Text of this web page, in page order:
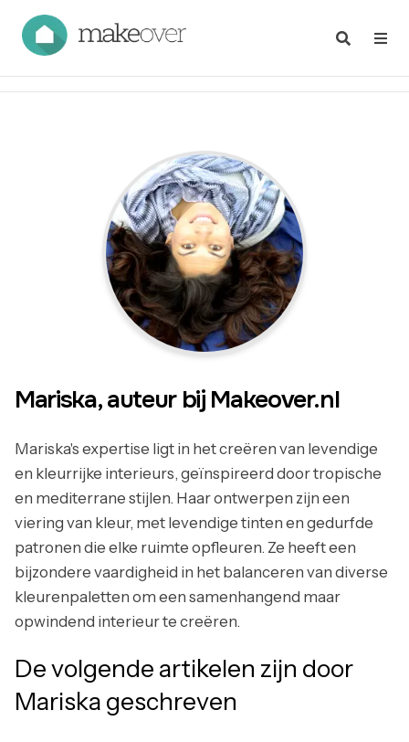
Mariska, auteur bij Makeover.nl
Mariska's expertise ligt in het creëren van levendige
en kleurrijke interieurs, geïnspireerd door tropische
en mediterrane stijlen. Haar ontwerpen zijn een
viering van kleur, met levendige tinten en gedurfde
patronen die elke ruimte opfleuren. Ze heeft een
bijzondere vaardigheid in het balanceren van diverse
kleurenpaletten om een samenhangend maar
opwindend interieur te creëren.
De volgende artikelen zijn door
Mariska geschreven